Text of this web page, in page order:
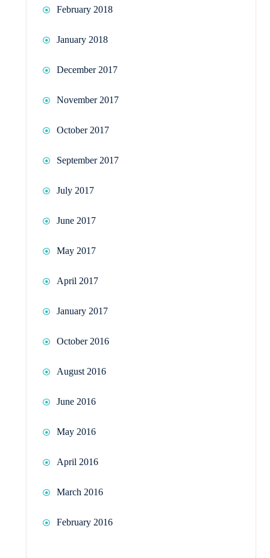
February 2018
January 2018
December 2017
November 2017
October 2017
September 2017
July 2017
June 2017
May 2017
April 2017
January 2017
October 2016
August 2016
June 2016
May 2016
April 2016
March 2016
February 2016